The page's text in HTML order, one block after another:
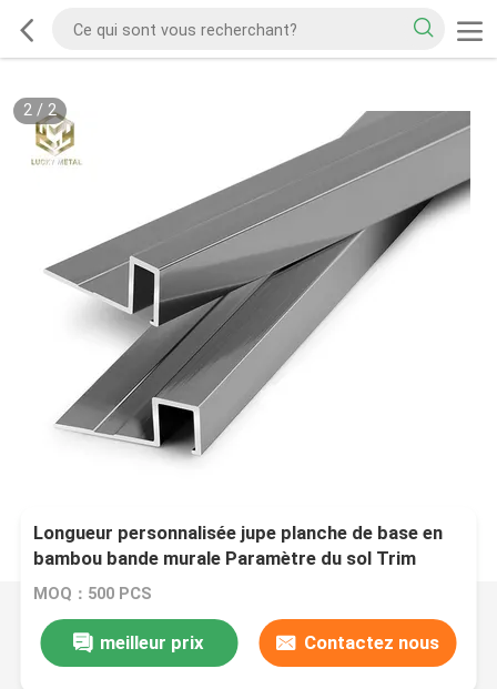
2/ 2
Longueur personnalisée jupe planche de base en
bambou bande murale Paramètre du sol Trim
Profil d'aluminium Trim
MOQ：500 PCS
meilleur prix Contactez nous